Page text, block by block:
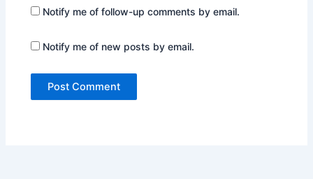
Notify me of follow-up comments by email.
Notify me of new posts by email.